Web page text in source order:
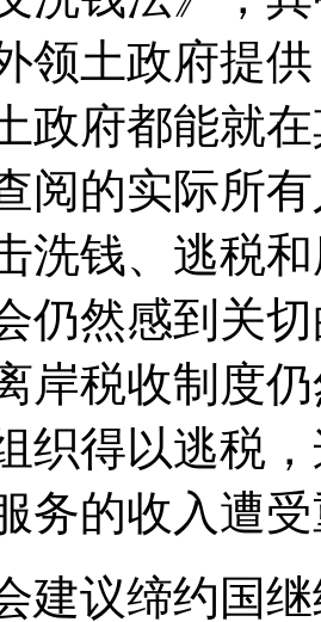
领土政府提
政府都能就
阅的实际所
洗钱、逃税
仍然感到关
岸税收制度
织得以逃税
务的收入遭
建议缔约国